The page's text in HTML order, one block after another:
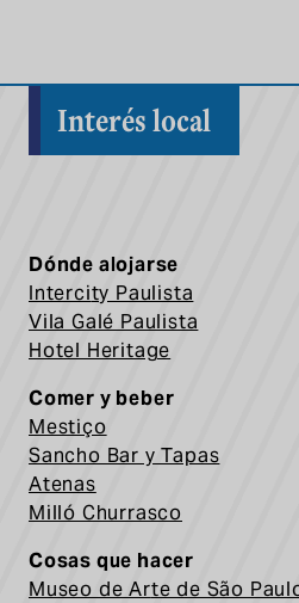
Interés local
Dónde alojarse
Intercity Paulista
Vila Galé Paulista
Hotel Heritage
Comer y beber
Mestiço
Sancho Bar y Tapas
Atenas
Milló Churrasco
Cosas que hacer
Museo de Arte de São